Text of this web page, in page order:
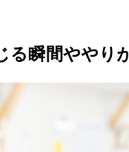
る瞬間ややり